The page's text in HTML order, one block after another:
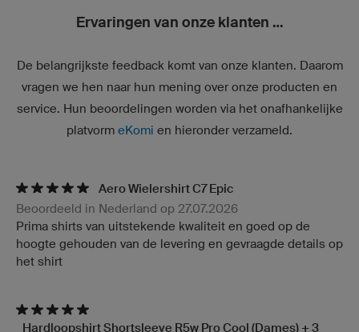
Ervaringen van onze klanten …
De belangrijkste feedback komt van onze klanten. Daarom
vragen we hen naar hun mening over onze producten en
service. Hun beoordelingen worden via het onafhankelijke
platvorm eKomi en hieronder verzameld.
Aero Wielershirt C7 Epic
Beoordeeld in Nederland op 27.07.2026
Prima shirts van uitstekende kwaliteit en goed op de
hoogte gehouden van de levering en gevraagde details op
het shirt
Hardloopshirt Shortsleeve R5w Pro Cool (Dames) + 3